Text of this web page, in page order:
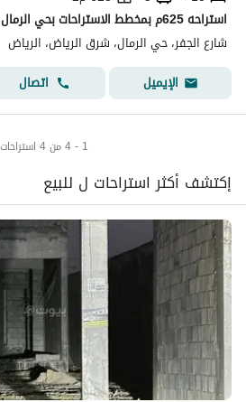
شارع الجفر، حي الرمال، شرق الرياض، الرياض
الإيميل
اتصال
1 - 4 من 4 استراحات
إكتشف أكثر استراحات ل للبيع